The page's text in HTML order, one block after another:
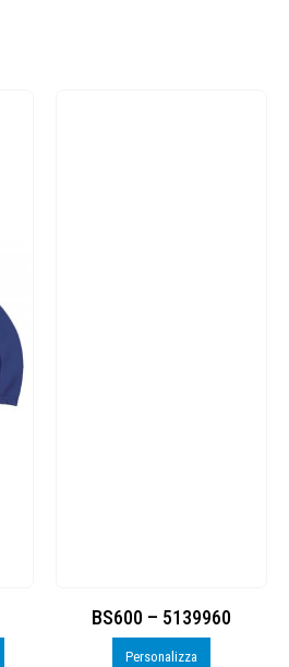
BS600 – 5139960
Personalizza